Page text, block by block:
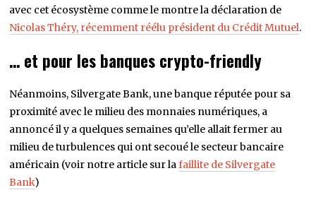
avec cet écosystème comme le montre la déclaration de
Nicolas Théry, récemment réélu président du Crédit Mutuel.
… et pour les banques crypto-friendly
Néanmoins, Silvergate Bank, une banque réputée pour sa
proximité avec le milieu des monnaies numériques, a
annoncé il y a quelques semaines qu’elle allait fermer au
milieu de turbulences qui ont secoué le secteur bancaire
américain (voir notre article sur lafaillite de Silvergate
Bank)